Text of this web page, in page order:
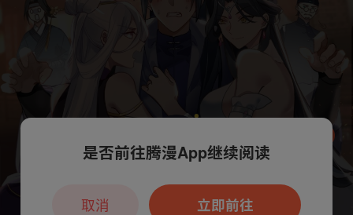
本章节仅支持App阅读，可打开App新用
户7天免费看
是否前往腾漫App继续阅读
立即前往
取消